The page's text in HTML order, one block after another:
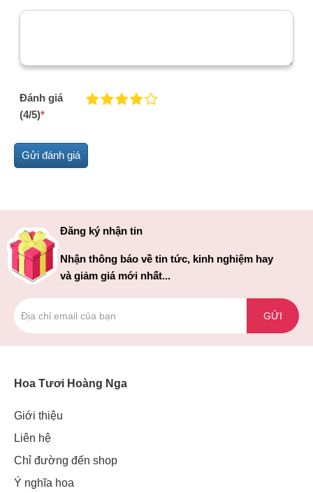
Đánh giá
(4/5)*
Đăng ký nhận tin
Nhận thông báo về tin tức, kinh nghiệm hay
và giảm giá mới nhất...
GỬI
Hoa Tươi Hoàng Nga
Giới thiệu
Liên hệ
Chỉ đường đến shop
Ý nghĩa hoa